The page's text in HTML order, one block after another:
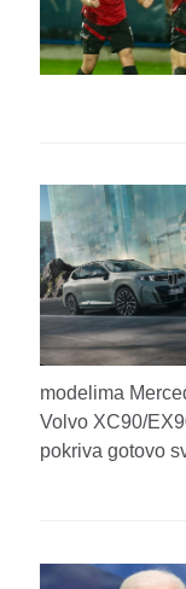
modelima
Volvo XC90/
pokriva gotovo